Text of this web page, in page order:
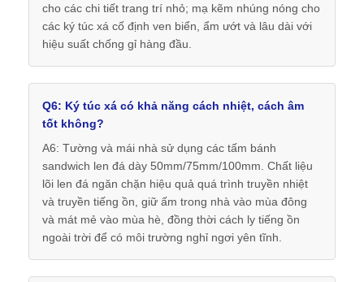
cho các chi tiết trang trí nhỏ; mạ kẽm nhúng nóng cho
các ký túc xá cố định ven biển, ẩm ướt và lâu dài với
hiệu suất chống gỉ hàng đầu.
Q6: Ký túc xá có khả năng cách nhiệt, cách âm
tốt không?
A6: Tường và mái nhà sử dụng các tấm bánh
sandwich len đá dày 50mm/75mm/100mm. Chất liệu
lõi len đá ngăn chặn hiệu quả quá trình truyền nhiệt
và truyền tiếng ồn, giữ ấm trong nhà vào mùa đông
và mát mẻ vào mùa hè, đồng thời cách ly tiếng ồn
ngoài trời để có môi trường nghỉ ngơi yên tĩnh.